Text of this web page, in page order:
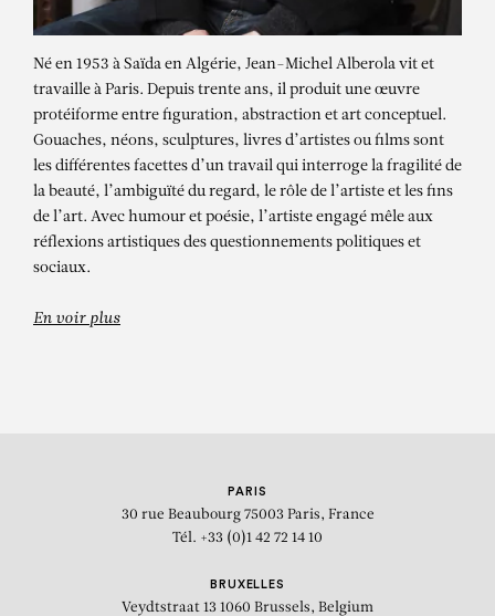
JEAN-MICHEL
ALBEROLA
Né en 1953 à Saïda en Algérie, Jean-Michel Alberola vit et
travaille à Paris. Depuis trente ans, il produit une œuvre
protéiforme entre figuration, abstraction et art conceptuel.
Gouaches, néons, sculptures, livres d’artistes ou films sont
les différentes facettes d’un travail qui interroge la fragilité de
la beauté, l’ambiguïté du regard, le rôle de l’artiste et les fins
de l’art. Avec humour et poésie, l’artiste engagé mêle aux
réflexions artistiques des questionnements politiques et
sociaux.
En voir plus
PARIS
30 rue Beaubourg 75003 Paris, France
Tél. +33 (0)1 42 72 14 10
BRUXELLES
Veydtstraat 13 1060 Brussels, Belgium